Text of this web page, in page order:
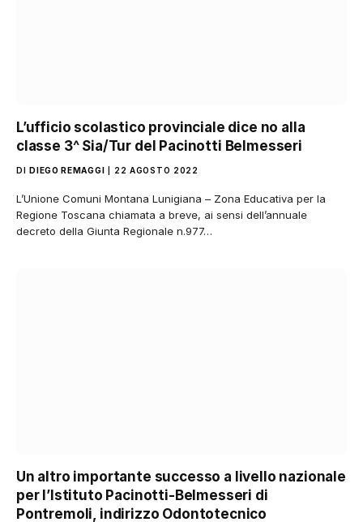
L’ufficio scolastico provinciale dice no alla
classe 3^ Sia/Tur del Pacinotti Belmesseri
DI DIEGO REMAGGI 22 AGOSTO 2022
L’Unione Comuni Montana Lunigiana – Zona Educativa per la
Regione Toscana chiamata a breve, ai sensi dell’annuale
decreto della Giunta Regionale n.977…
Un altro importante successo a livello nazionale
per l’Istituto Pacinotti-Belmesseri di
Pontremoli, indirizzo Odontotecnico